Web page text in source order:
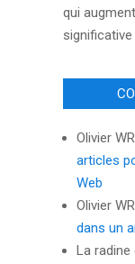
qui
significative
Olivier WR
articles
Web
Olivier WR
dans un
La radine